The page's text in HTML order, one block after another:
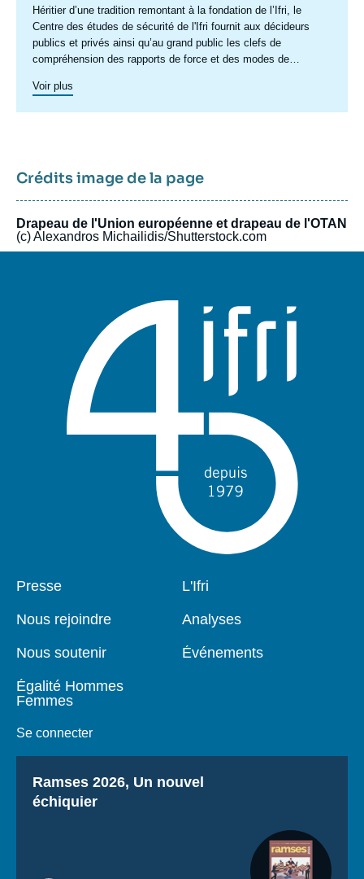
Accroche
centre
Héritier d’une tradition remontant à la fondation de l’Ifri, le
Centre des études de sécurité de l'Ifri fournit aux décideurs
publics et privés ainsi qu’au grand public les clefs de
compréhension des rapports de force et des modes de
à la jointure du politique et de l’opérationnel, la crédibilité de
national et international.
Voir plus
Crédits image de la page
Drapeau de l'Union européenne et drapeau de l'OTAN
(c) Alexandros Michailidis/Shutterstock.com
Pied
Presse
Nous rejoindre
Nous soutenir
Égalité Hommes
Femmes
Se connecter
Navigation
L'Ifri
Analyses
Événements
Titre
Ramses 2026, Un nouvel
échiquier